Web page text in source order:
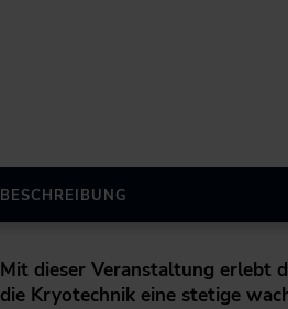
BESCHREIBUNG
Mit dieser Veranstaltung erlebt
die Kryotechnik eine stetige